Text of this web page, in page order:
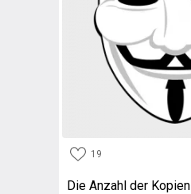
19
Die Anzahl der Kopien